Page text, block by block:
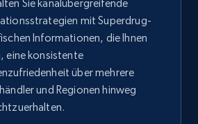
Jetzt anfangen
on products using
Sie kanalübergreifende
mit Superdrug-
Informationen, die Ihnen
eine konsistente
über mehrere
und Regionen hinweg